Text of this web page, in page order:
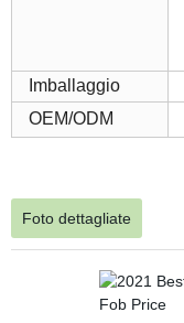
Imballaggio
OEM/ODM
Foto dettagliate